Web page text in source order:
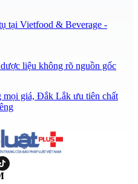
tại Vietfood & Beverage -
liệu không rõ nguồn gốc
mọi giá, Đắk Lắk ưu tiên chất